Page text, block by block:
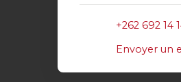
+262 692 14
Envoyer un